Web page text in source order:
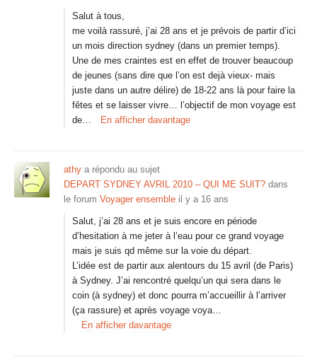
Salut à tous,
me voilà rassuré, j’ai 28 ans et je prévois de partir d’ici
un mois direction sydney (dans un premier temps).
Une de mes craintes est en effet de trouver beaucoup
de jeunes (sans dire que l’on est dejà vieux- mais
juste dans un autre délire) de 18-22 ans là pour faire la
fêtes et se laisser vivre… l’objectif de mon voyage est
de…
En afficher davantage
athy a répondu au sujet
DEPART SYDNEY AVRIL 2010 – QUI ME SUIT? dans
le forum Voyager ensemble il y a 16 ans
Salut, j’ai 28 ans et je suis encore en période
d’hesitation à me jeter à l’eau pour ce grand voyage
mais je suis qd même sur la voie du départ.
L’idée est de partir aux alentours du 15 avril (de Paris)
à Sydney. J’ai rencontré quelqu’un qui sera dans le
coin (à sydney) et donc pourra m’accueillir à l’arriver
(ça rassure) et après voyage voya…
En afficher davantage